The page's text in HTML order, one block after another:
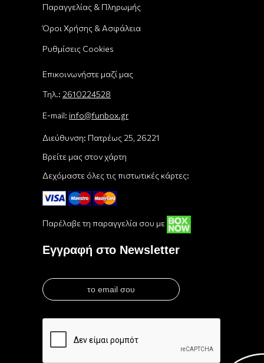
Παραγγελίας & Πληρωμής
Όροι Χρήσης & Ασφάλεια
Ρυθμίσεις Cookies
Επικοινωνήστε μαζί μας
Τηλ.: 2610224528
E-mail: info@funbox.gr
Διεύθυνση: Πατρέως 25, 26221
Βρείτε μας στον χάρτη
Δεχόμαστε όλες τις πιστωτικές κάρτες:
Παρέλαβε τη παραγγελία σου με
Εγγραφή στο Newsletter